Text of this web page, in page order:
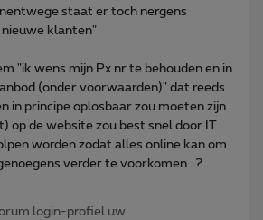
staat er toch nergens
klanten"
"ik wens mijn Px nr te behouden en in
(onder voorwaarden)" dat reeds
in principe oplosbaar zou moeten zijn
op de website zou best snel door IT
worden zodat alles online kan om
verder te voorkomen...?
login-profiel uw